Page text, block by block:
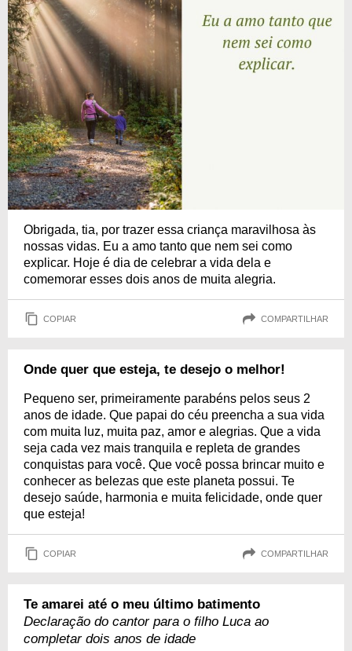
Obrigada, tia, por trazer essa criança maravilhosa às
nossas vidas. Eu a amo tanto que nem sei como
explicar. Hoje é dia de celebrar a vida dela e
comemorar esses dois anos de muita alegria.
COPIAR COMPARTILHAR
Onde quer que esteja, te desejo o melhor!
Pequeno ser, primeiramente parabéns pelos seus 2
anos de idade. Que papai do céu preencha a sua vida
com muita luz, muita paz, amor e alegrias. Que a vida
seja cada vez mais tranquila e repleta de grandes
conquistas para você. Que você possa brincar muito e
conhecer as belezas que este planeta possui. Te
desejo saúde, harmonia e muita felicidade, onde quer
que esteja!
COPIAR COMPARTILHAR
Te amarei até o meu último batimento
Declaração do cantor para o filho Luca ao
completar dois anos de idade